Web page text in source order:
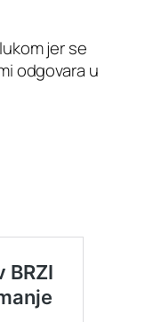
jer se
odgovara u